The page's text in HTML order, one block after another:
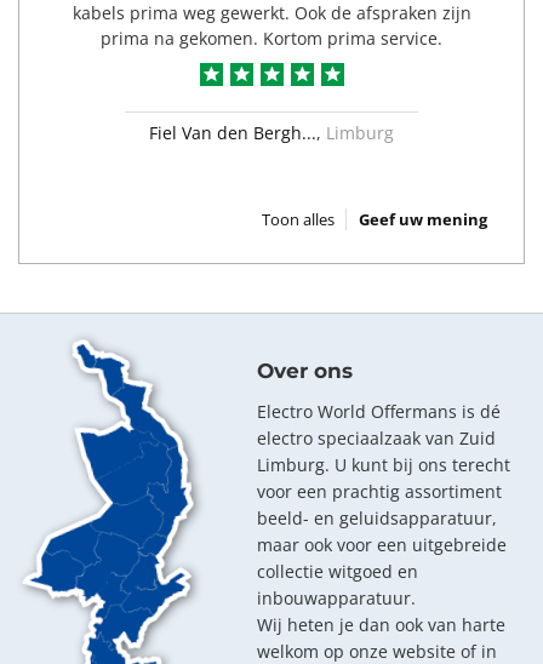
kabels prima weg gewerkt. Ook de afspraken zijn
prima na gekomen. Kortom prima service.
Fiel Van den Bergh..., Limburg
Toon alles Geef uw mening
Over ons
Electro World Offermans is dé
electro speciaalzaak van Zuid
Limburg. U kunt bij ons terecht
voor een prachtig assortiment
beeld- en geluidsapparatuur,
maar ook voor een uitgebreide
collectie witgoed en
inbouwapparatuur.
Wij heten je dan ook van harte
welkom op onze website of in